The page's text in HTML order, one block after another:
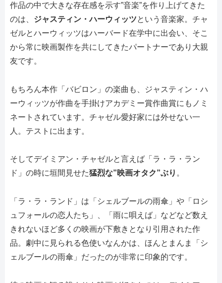
作品の中で大きな存在感を示す”音楽”を作り上げてきた
のは、 ジャスティン・ハーウィッツという音楽家。チャ
ゼルとハーウィッツはハーバード在学中に出会い、そこ
から常に映画製作を共にしてきたパートナーであり大親
友です。
もちろん本作「バビロン」の楽曲も、ジャスティン・ハ
ーウィッツが作曲を手掛けアカデミー賞作曲賞にもノミ
ネートされています。チャゼル愛好家には外せない一
人。テストに出ます。
そしてデイミアン・チャゼルと言えば「ラ・ラ・ラン
ド」の時に垣間見せた猛烈な”映画オタク”ぶり 。
「ラ・ラ・ランド」は「シェルブールの雨傘」や「ロシ
ュフォールの恋人たち」、「雨に唄えば」などなど数え
きれないほど多くの映画が下敷きとなり引用された作
品。劇中に見られる色使いなんかは、ほんとまんま「シ
ェルブールの雨傘」だったのが非常に印象的です。